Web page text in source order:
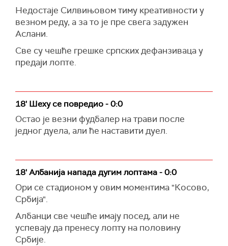
Недостаје Силвињовом тиму креативности у
везном реду, а за то је пре свега задужен
Аслани.
Све су чешће грешке српских дефанзиваца у
предаји лопте.
18' Шеху се повредио - 0:0
Остао је везни фудбалер на трави после
једног дуела, али ће наставити дуел.
18' Албанија напада дугим лоптама - 0:0
Ори се стадионом у овим моментима "Косово,
Србија".
Албанци све чешће имају посед, али не
успевају да пренесу лопту на половину
Србије.